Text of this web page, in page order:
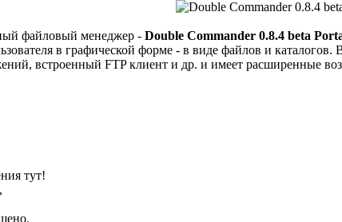
файловый менеджер - Double Commander 0.8.4 beta
в графической форме - в виде файлов и
встроенный FTP клиент и др. и имеет расширенные
тут!